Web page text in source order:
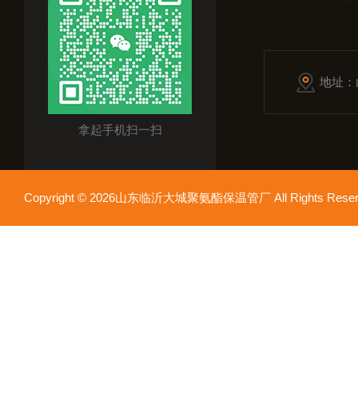
拿起手机扫一扫
地址
Copyright © 2026山东临沂大城聚氨酯保温管厂 All Rights